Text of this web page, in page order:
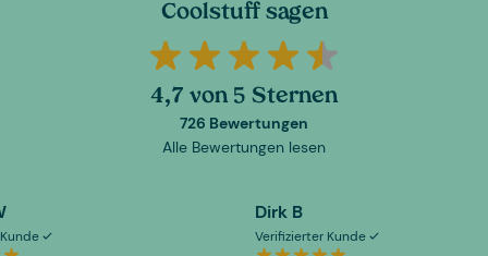
Coolstuff sagen
4,7 von 5 Sternen
726 Bewertungen
Alle Bewertungen lesen
Dirk B
Verifizierter Kunde